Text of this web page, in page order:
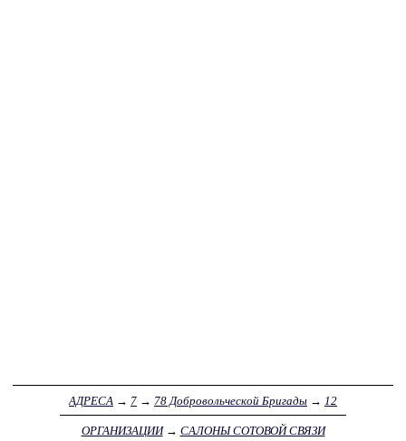
АДРЕСА → 7 → 78 Добровольческой Бригады → 12
ОРГАНИЗАЦИИ→ САЛОНЫ СОТОВОЙ СВЯЗИ